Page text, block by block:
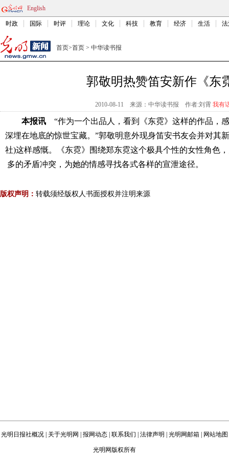
English
时政 国际 时评 理论 文化 科技 教育 经济 生活
首页>首页 > 中华读书报
郭敬明热赞笛安新作《东
2010-08-11 来源：中华读书报 作者:刘霄 我有
本报讯 “作为一个出品人，看到《东霓》这样的作品，
深埋在地底的惊世宝藏。”郭敬明意外现身笛安书友会并对其
社)这样感慨。《东霓》围绕郑东霓这个极具个性的女性角色
多的矛盾冲突，为她的情感寻找各式各样的宣泄途径。
版权声明： 转载须经版权人书面授权并注明来源
光明日报社概况 关于光明网 报网动态 联系我们 法律声明 光明网邮箱 网站地图
光明网版权所有